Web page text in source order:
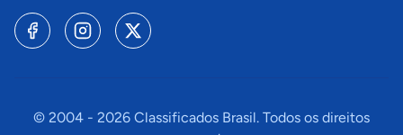
© 2004 - 2026 Classificados Brasil. Todos os direitos